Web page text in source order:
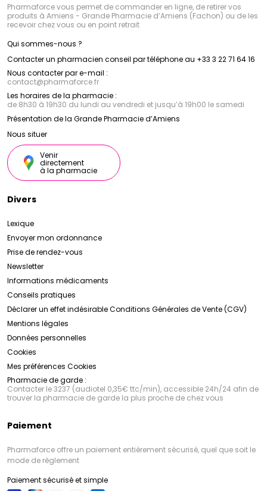
Pharmaforce vous permet de commander en ligne, de retirer vos
produits à Amiens - Grande Pharmacie d’Amiens (Fachon) ou de les
recevoir chez vous ou en point retrait
Qui sommes-nous ?
Contacter un pharmacien conseil par téléphone au +33 3 22 71 64 16
Nous contacter par e-mail :
contact@pharmaforce.fr
Les horaires de la pharmacie :
de 8h30 à 19h30 du lundi au vendredi et jusqu’à 19h00 le samedi
Présentation de la Grande Pharmacie d’Amiens
Nous situer
Venir
directement
à la pharmacie
Divers
Lexique
Envoyer mon ordonnance
Prise de rendez-vous
Newsletter
Informations médicaments
Conseils pratiques
Déclarer un effet indésirableConditions Générales de Vente (CGV)
Mentions légales
Données personnelles
Cookies
Mes préférences Cookies
Pharmacie de garde :
Contacter le 3237 (audiotel 0,35€ ttc/min), accessible 24h/24 afin de
trouver la pharmacie de garde la plus proche de chez vous
Paiement
Pharmaforce offre un paiement entièrement sécurisé, quel que soit le
mode de règlement
Paiement sécurisé et simple